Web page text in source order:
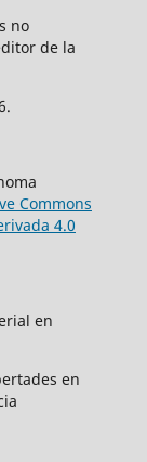
no
de la
Commons
4.0
en
en